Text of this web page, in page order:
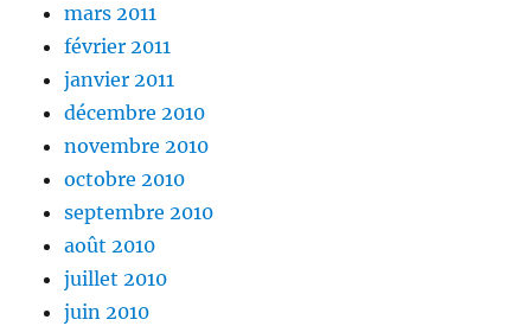
mars 2011
février 2011
janvier 2011
décembre 2010
novembre 2010
octobre 2010
septembre 2010
août 2010
juillet 2010
juin 2010